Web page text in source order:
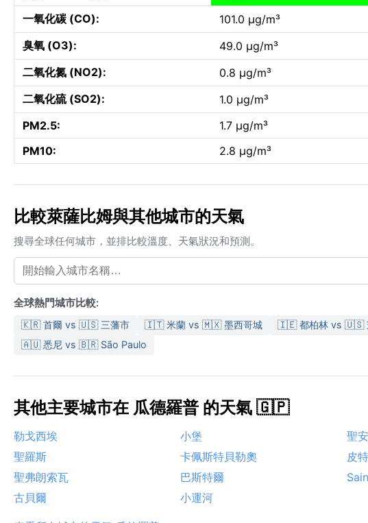
一氧化碳 (CO):
101.0 µg/m³
臭氧 (O3):
49.0 µg/m³
二氧化氮 (NO2):
0.8 µg/m³
二氧化硫 (SO2):
1.0 µg/m³
PM2.5:
1.7 µg/m³
PM10:
2.8 µg/m³
比較萊薩比姆與其他城市的天氣
搜尋全球任何城市，並排比較溫度、天氣狀況和預測。
全球熱門城市比較:
🇰🇷 首爾 vs 🇺🇸 三藩市 🇮🇹 米蘭 vs 🇲🇽 墨西哥城 🇮🇪 都柏林 vs 🇺🇸
🇦🇺 悉尼 vs 🇧🇷 São Paulo
其他主要城市在 瓜德羅普 的天氣 🇬🇵
勒戈西埃 小堡 聖
聖羅斯
卡佩斯特貝勒奧 皮
聖弗朗索瓦
巴斯特爾
古貝爾
小運河